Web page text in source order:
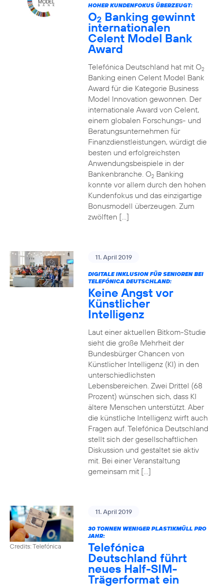
HOHER KUNDENFOKUS ÜBERZEUGT:
O2 Banking gewinnt
internationalen
Celent Model Bank
Award
Telefónica Deutschland hat mit O2
Banking einen Celent Model Bank
Award für die Kategorie Business
Model Innovation gewonnen. Der
internationale Award von Celent,
einem globalen Forschungs- und
Beratungsunternehmen für
Finanzdienstleistungen, würdigt die
besten und erfolgreichsten
Anwendungsbeispiele in der
Bankenbranche. O2Banking
konnte vor allem durch den hohen
Kundenfokus und das einzigartige
Bonusmodell überzeugen. Zum
zwölften […]
11. April 2019
DIGITALE INKLUSION FÜR SENIOREN BEI
TELEFÓNICA DEUTSCHLAND:
Keine Angst vor
Künstlicher
Intelligenz
Laut einer aktuellen Bitkom-Studie
sieht die große Mehrheit der
Bundesbürger Chancen von
Künstlicher Intelligenz (KI) in den
unterschiedlichsten
Lebensbereichen. Zwei Drittel (68
Prozent) wünschen sich, dass KI
ältere Menschen unterstützt. Aber
die künstliche Intelligenz wirft auch
Fragen auf. Telefónica Deutschland
stellt sich der gesellschaftlichen
Diskussion und gestaltet sie aktiv
mit. Bei einer Veranstaltung
gemeinsam mit […]
Credits: Telefónica
11. April 2019
30 TONNEN WENIGER PLASTIKMÜLL PRO
JAHR:
Telefónica
Deutschland führt
neues Half-SIM-
Trägerformat ein